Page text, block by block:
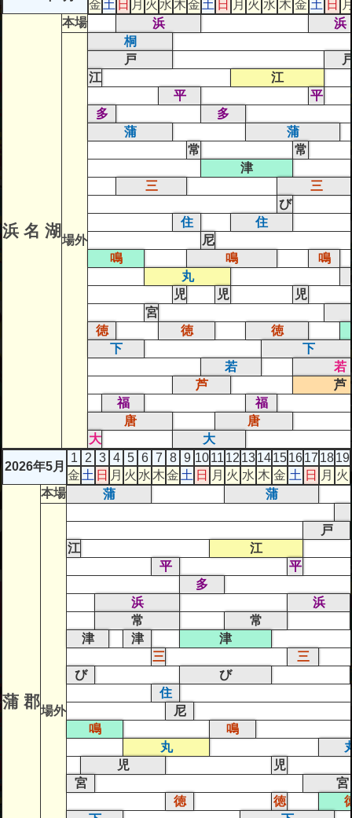
金 土 日 月 火 水 木金 土 日 月 火 水 木 金 土 日
浜 名 湖
本場 浜 浜
場外
桐
戸
江
江
平
平
多
多
蒲
蒲
常
常
津
三
三
び
住
住
尼
鳴
鳴
鳴
丸
児
児
児
宮
徳
徳
徳
下
下
若
若
芦
芦
福
福
唐
唐
大
大
2026年5月
1 2 3 4 5 6 7 8 9 1011 12 1314151617 1819
金 土 日 月 火 水 木金 土 日 月 火 水 木 金 土 日 月 火
蒲 郡
本場 蒲 蒲
場外
戸
江
江
平
平
多
浜
浜
常
常
津
津
津
三
三
び
び
住
尼
鳴
鳴
丸
児
児
宮
宮
徳
徳